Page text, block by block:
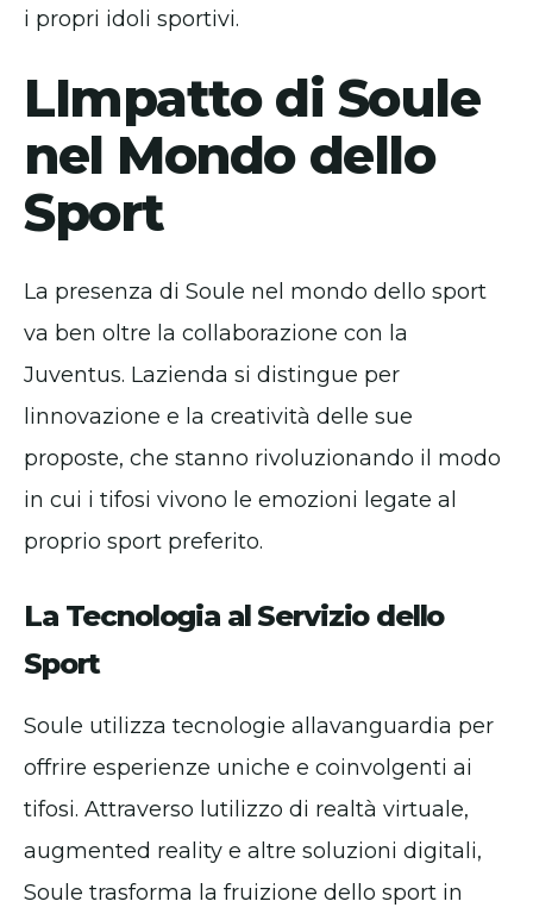
i propri idoli sportivi.
LImpatto di Soule
nel Mondo dello
Sport
La presenza di Soule nel mondo dello sport
va ben oltre la collaborazione con la
Juventus. Lazienda si distingue per
linnovazione e la creatività delle sue
proposte, che stanno rivoluzionando il modo
in cui i tifosi vivono le emozioni legate al
proprio sport preferito.
La Tecnologia al Servizio dello
Sport
Soule utilizza tecnologie allavanguardia per
offrire esperienze uniche e coinvolgenti ai
tifosi. Attraverso lutilizzo di realtà virtuale,
augmented reality e altre soluzioni digitali,
Soule trasforma la fruizione dello sport in